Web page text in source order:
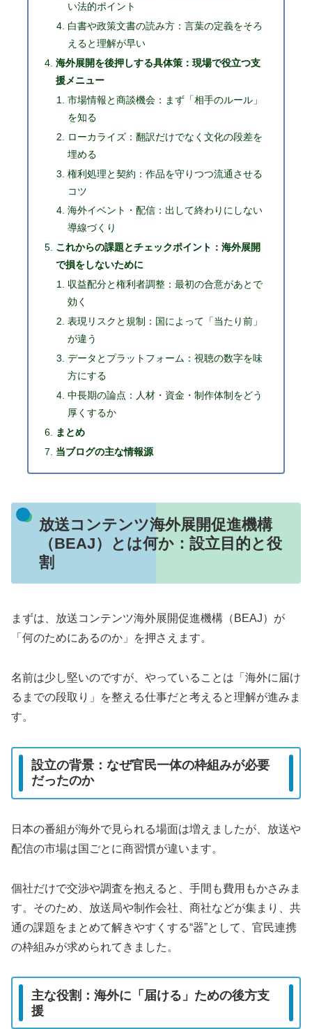
い法的ポイント
白書や政策文書の読み方：言葉の定義をそろ
えると理解が早い
海外展開を後押しする具体策：現場で役立つ支
援メニュー
市場情報と商談機会：まず「相手のルール」
を知る
ローカライズ：翻訳だけでなく文化の段差を
埋める
権利処理と契約：作品を守りつつ流通させる
コツ
海外イベント・配信：出して終わりにしない
導線づくり
これからの課題とチェックポイント：海外展開
で損をしないために
収益配分と権利者調整：最初の合意があとで
効く
表現リスクと規制：国によって「当たり前」
が違う
データとプラットフォーム：視聴の数字を味
方にする
中長期の論点：人材・資金・制作体制をどう
厚くするか
まとめ
当ブログの主な情報源
放送コンテンツ海外展開促進機構
（BEAJ）とは何か：設立目的と役
割
まずは、放送コンテンツ海外展開促進機構（BEAJ）が
「何のためにあるのか」を押さえます。
名前は少し堅いのですが、やっていることは「海外に届け
るまでの段取り」を整える仕事だと考えると理解が進みま
す。
設立の背景：なぜ官民一体の枠組みが必要
だったのか
日本の番組が海外で見られる場面は増えましたが、放送や
配信の市場は国ごとに商習慣が違います。
個社だけで交渉や調査を抱えると、手間も費用もかさみま
す。そのため、放送局や制作会社、商社などが集まり、共
通の課題をまとめて解きやすくする“器”として、官民連携
の枠組みが求められてきました。
主な役割：海外に「届ける」ための後方支
援